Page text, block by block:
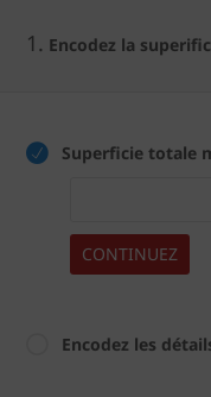
1. Encodez la
Superficie totale
CONTINUEZ
Encodez les